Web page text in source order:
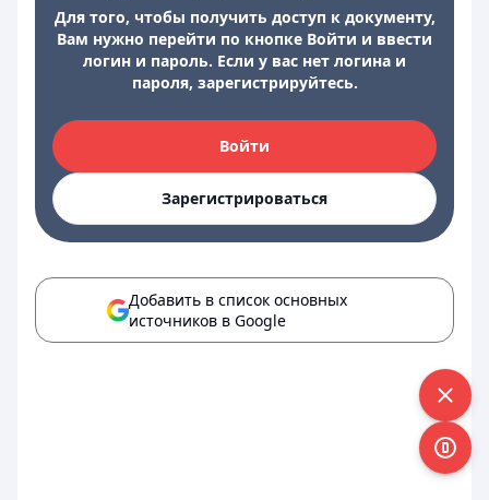
Для того, чтобы получить доступ к документу,
Вам нужно перейти по кнопке Войти и ввести
логин и пароль. Если у вас нет логина и
пароля, зарегистрируйтесь.
Войти
Зарегистрироваться
Добавить в список основных
источников в Google